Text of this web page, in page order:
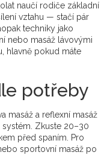
naučí rodiče základní
vztahu — stačí pár
techniky jako
nebo masáž lávovými
hlavně pokud máte
potřeby
masáž a reflexní masáž
Zkuste 20–30
před spaním. Pro
sportovní masáž po